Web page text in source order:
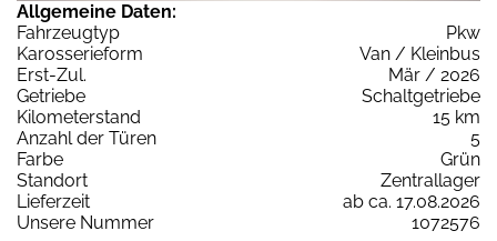
Allgemeine Daten:
Fahrzeugtyp
Pkw
Karosserieform
Van / Kleinbus
Erst-Zul.
Mär / 2026
Getriebe
Schaltgetriebe
Kilometerstand
15 km
Anzahl der Türen
5
Farbe
Grün
Standort
Zentrallager
Lieferzeit
ab ca. 17.08.2026
Unsere Nummer
1072576